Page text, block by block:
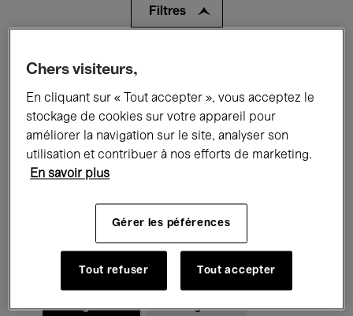
Filtres
Tous les événements
Expositions Films Performances
Rencontres & Débats Jazz
Musique classique
Musique électronique
Pour tous Kids’ Palace
Enseignement Visites guidées
Chers visiteurs,
En cliquant sur « Tout accepter », vous acceptez le
stockage de cookies sur votre appareil pour
améliorer la navigation sur le site, analyser son
utilisation et contribuer à nos efforts de marketing.
En savoir plus
Gérer les péférences
Tout refuser Tout accepter